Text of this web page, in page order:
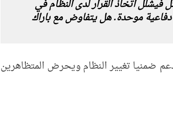
في​شلل اتخاذ القرار لدى النظام في
موحدة. هل يتفاوض مع باراك
ضمنيا تغيير النظام ويحرض المتظاهرين